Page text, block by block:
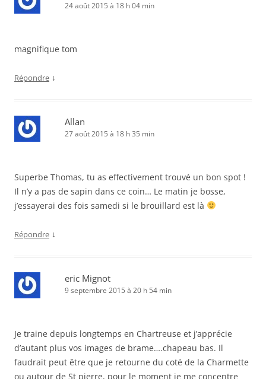
24 août 2015 à 18 h 04 min
magnifique tom
Répondre ↓
Allan
27 août 2015 à 18 h 35 min
Superbe Thomas, tu as effectivement trouvé un bon spot !
Il n’y a pas de sapin dans ce coin… Le matin je bosse,
j’essayerai des fois samedi si le brouillard est là
Répondre ↓
eric Mignot
9 septembre 2015 à 20 h 54 min
Je traine depuis longtemps en Chartreuse et j’apprécie
d’autant plus vos images de brame….chapeau bas. Il
faudrait peut être que je retourne du coté de la Charmette
ou autour de St pierre, pour le moment je me concentre